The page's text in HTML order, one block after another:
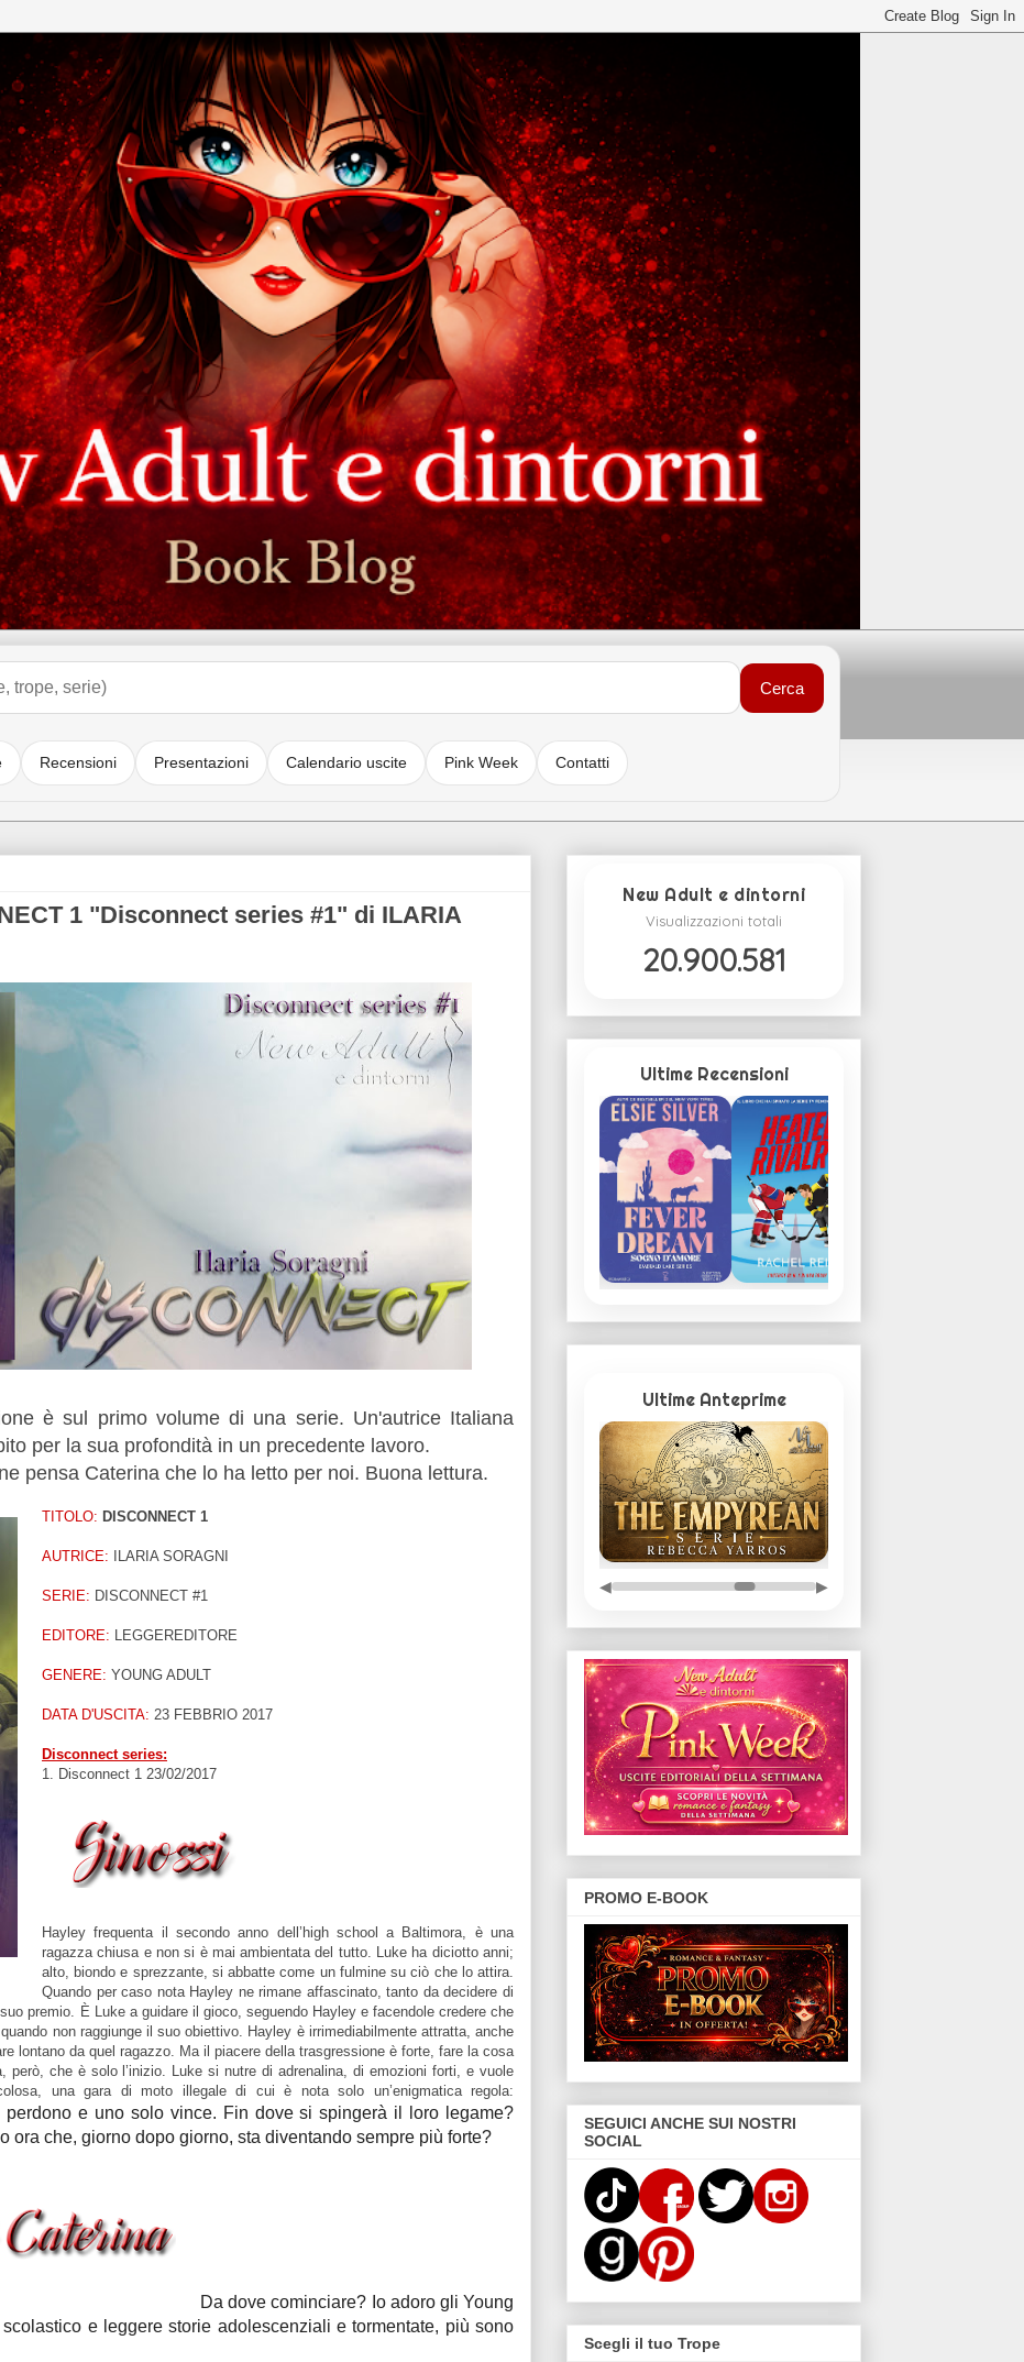
Cerca
Recensioni Presentazioni Calendario uscite Pink Week Contatti
1 "Disconnect series #1" di ILARIA
è sul primo volume di una serie. Un'autrice Italiana
per la sua profondità in un precedente lavoro.
pensa Caterina che lo ha letto per noi. Buona lettura.
TITOLO: DISCONNECT 1
AUTRICE: ILARIA SORAGNI
SERIE: DISCONNECT #1
EDITORE: LEGGEREDITORE
GENERE: YOUNG ADULT
DATA D'USCITA: 23 FEBBRIO 2017
Disconnect series:
1. Disconnect 1 23/02/2017
Hayley frequenta il secondo anno dell’high school a Baltimora, è una
ragazza chiusa e non si è mai ambientata del tutto. Luke ha diciotto anni;
alto, biondo e sprezzante, si abbatte come un fulmine su ciò che lo attira.
Quando per caso nota Hayley ne rimane affascinato, tanto da decidere di
premio. È Luke a guidare il gioco, seguendo Hayley e facendole credere che
non raggiunge il suo obiettivo. Hayley è irrimediabilmente attratta, anche
lontano da quel ragazzo. Ma il piacere della trasgressione è forte, fare la cosa
che è solo l’inizio. Luke si nutre di adrenalina, di emozioni forti, e vuole
una gara di moto illegale di cui è nota solo un’enigmatica regola:
e uno solo vince. Fin dove si spingerà il loro legame?
ora che, giorno dopo giorno, sta diventando sempre più forte?
Da dove cominciare? Io adoro gli Young
e leggere storie adolescenziali e tormentate, più sono
New Adult e dintorni
Visualizzazioni totali
20.900.581
Ultime Recensioni
Ultime Anteprime
◀ ▶
PROMO E-BOOK
SEGUICI ANCHE SUI NOSTRI
SOCIAL
Scegli il tuo Trope